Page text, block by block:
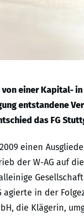
einer Kapital-
entstandene
das FG
einen
der W-AG auf
agierte in der
die Klägerin,